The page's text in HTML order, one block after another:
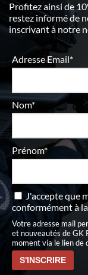
Profitez ainsi de
restez informé de
inscrivant à notre
Adresse Email*
Nom*
Prénom*
J'accepte que
conformément à
Votre adresse mail
et nouveautés de GK
moment via le lien de